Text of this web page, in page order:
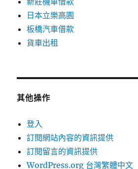
日本立樂高園
板橋汽車借款
貨車出租
其他操作
登入
訂閱網站內容的資訊提供
訂閱留言的資訊提供
WordPress.org 台灣繁體中文